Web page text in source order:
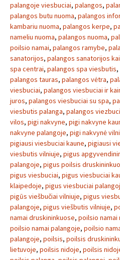
palangoje viesbuciai, palangos,
palangos butu nuoma, palangos
kambariu nuoma, palangos kerpe,
nameliu nuoma, palangos nuoma,
poilsio namai, palangos ramybe,
sanatorijos, palangos sanatorijos
spa centrai, palangos spa viesbutis,
palangos tauras, palangos vėtra,
viesbuciai, palangos viesbuciai ir
juros, palangos viesbuciai su spa,
viesbutis palanga, palangos
vilos, pigi nakvyne, pigi nakvyne
nakvyne palangoje, pigi nakvynė
pigiausi viesbuciai kaune, pigiausi
viesbutis vilniuje, pigus
palangoje, pigus poilsis
pigus viesbuciai, pigus viesbuciai
klaipedoje, pigus viesbuciai
pigūs viešbučiai vilniuje, pigus
palangoje, pigus viešbutis vilniuje,
namai druskininkuose, poilsio namai
poilsio namai palangoje, poilsio
palangoje, poilsis, poilsis
lietuvoje, poilsis nidoje, poilsis